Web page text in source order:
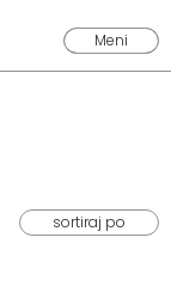
Meni